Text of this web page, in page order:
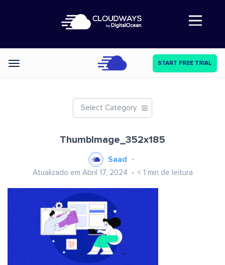
Abre a navegação
Categories START FREE TRIAL
Select Category
ThumbImage_352x185
Saad
Atualizado em Abril 17, 2024 < 1 min de leitura